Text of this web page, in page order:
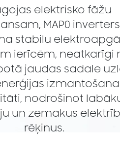
elektrisko fāžu
MAP0 inverters
stabilu
ierīcēm, neatkarīgi
jaudas sadale
nodrošinot
un zemākus
rēķinus.